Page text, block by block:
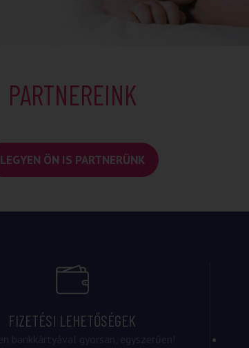
PARTNEREINK
LEGYEN ÖN IS PARTNERÜNK
FIZETÉSI LEHETŐSÉGEK